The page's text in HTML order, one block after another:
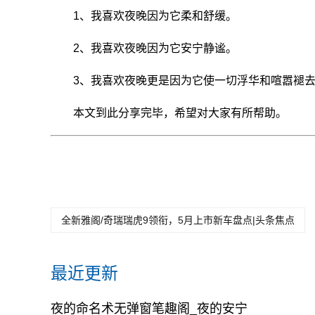
1、我喜欢夜晚因为它柔和舒缓。
2、我喜欢夜晚因为它安宁静谧。
3、我喜欢夜晚更是因为它使一切浮华和喧嚣褪去
本文到此分享完毕，希望对大家有所帮助。
全新雅阁/奇瑞瑞虎9领衔，5月上市新车盘点|头条焦点
最近更新
夜的命名术无弹窗笔趣阁_夜的安宁